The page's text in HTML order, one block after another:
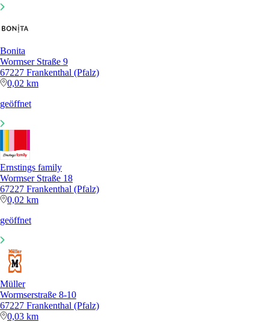
Bonita
Wormser Straße 9
67227 Frankenthal (Pfalz)
0,02 km
geöffnet
Ernstings family
Wormser Straße 18
67227 Frankenthal (Pfalz)
0,02 km
geöffnet
Müller
Wormserstraße 8-10
67227 Frankenthal (Pfalz)
0,03 km